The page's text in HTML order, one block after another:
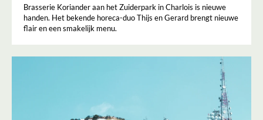
Brasserie Koriander aan het Zuiderpark in Charlois is nieuwe
handen. Het bekende horeca-duo Thijs en Gerard brengt nieuwe
flair en een smakelijk menu.